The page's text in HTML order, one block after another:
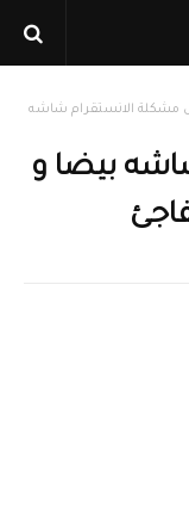
مشكلة الانستقرام شاشه
بيضا و